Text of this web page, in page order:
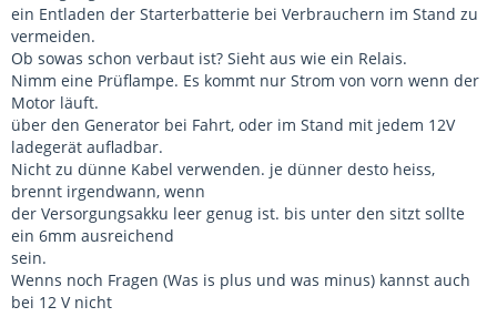
ein Entladen der Starterbatterie bei Verbrauchern im Stand zu
vermeiden.
Ob sowas schon verbaut ist? Sieht aus wie ein Relais.
Nimm eine Prüflampe. Es kommt nur Strom von vorn wenn der
Motor läuft.
über den Generator bei Fahrt, oder im Stand mit jedem 12V
ladegerät aufladbar.
Nicht zu dünne Kabel verwenden. je dünner desto heiss,
brennt irgendwann, wenn
der Versorgungsakku leer genug ist. bis unter den sitzt sollte
ein 6mm ausreichend
sein.
Wenns noch Fragen (Was is plus und was minus) kannst auch
bei 12 V nicht